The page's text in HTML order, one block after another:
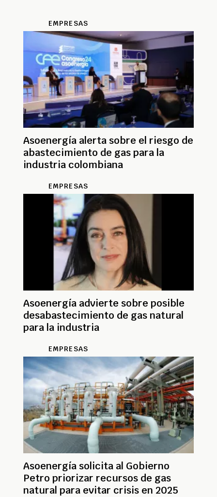
EMPRESAS
Asoenergía alerta sobre el riesgo de
abastecimiento de gas para la
industria colombiana
EMPRESAS
Asoenergía advierte sobre posible
desabastecimiento de gas natural
para la industria
EMPRESAS
Asoenergía solicita al Gobierno
Petro priorizar recursos de gas
natural para evitar crisis en 2025